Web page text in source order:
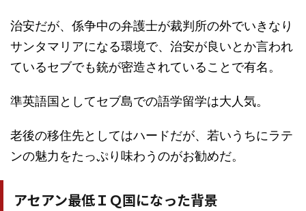
治安だが、係争中の弁護士が裁判所の外でいきなり
サンタマリアになる環境で、治安が良いとか言われ
ているセブでも銃が密造されていることで有名。
準英語国としてセブ島での語学留学は大人気。
老後の移住先としてはハードだが、若いうちにラテ
ンの魅力をたっぷり味わうのがお勧めだ。
アセアン最低ＩＱ国になった背景